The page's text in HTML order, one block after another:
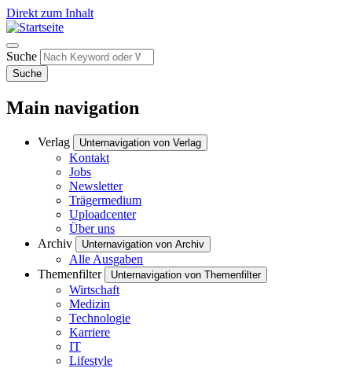
Direkt zum Inhalt
Suche
Suche
Main navigation
Verlag Unternavigation von Verlag
Kontakt
Jobs
Newsletter
Trägermedium
Uploadcenter
Über uns
Archiv
Unternavigation von Archiv
Alle Ausgaben
Themenfilter
Unternavigation von Themenfilter
Wirtschaft
Medizin
Technologie
Karriere
IT
Lifestyle